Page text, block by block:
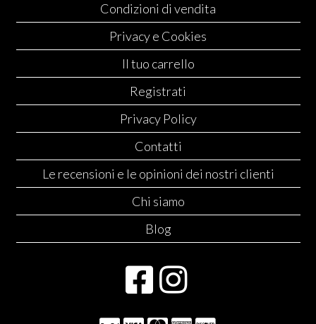
Condizioni di vendita
Privacy e Cookies
Il tuo carrello
Registrati
Privacy Policy
Contatti
Le recensioni e le opinioni dei nostri clienti
Chi siamo
Blog